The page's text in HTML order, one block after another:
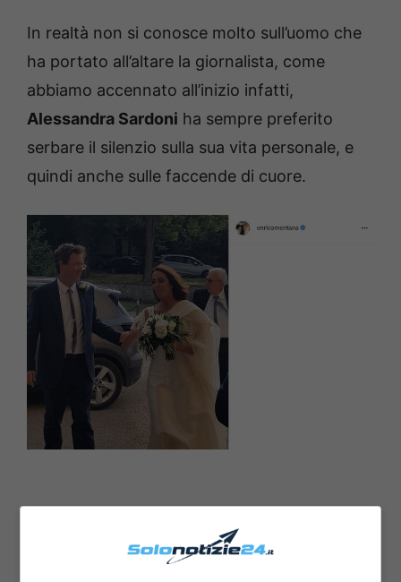
In realtà non si conosce molto sull’uomo che
ha portato all’altare la giornalista, come
abbiamo accennato all’inizio infatti,
Alessandra Sardoni ha sempre preferito
serbare il silenzio sulla sua vita personale, e
quindi anche sulle faccende di cuore.